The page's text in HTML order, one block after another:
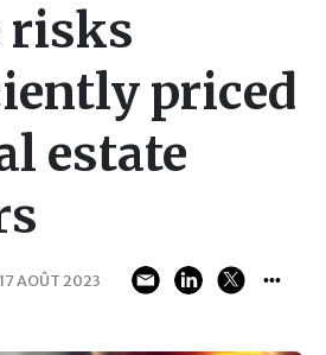
risks
priced
estate
17 AOÛT 2023